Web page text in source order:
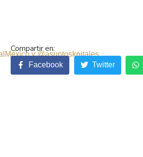
y @asuntoskpitales
Facebook Twitter